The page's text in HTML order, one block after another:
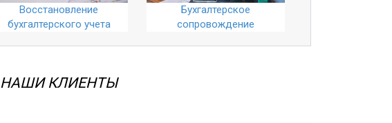
Восстановление
бухгалтерского учета
Бухгалтерское
сопровождение
НАШИ КЛИЕНТЫ